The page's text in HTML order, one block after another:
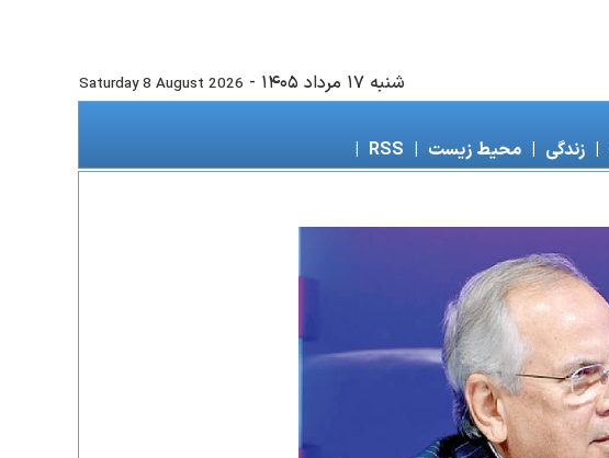
شنبه ۱۷ مرداد ۱۴۰۵ -
Saturday 8 August 2026
|زندگی |محیط زیست |
RSS
|